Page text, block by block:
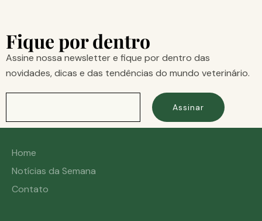
Fique por dentro
Assine nossa newsletter e fique por dentro das
novidades, dicas e das tendências do mundo veterinário.
Assinar
Home
Notícias da Semana
Contato